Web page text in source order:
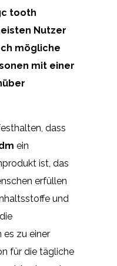
tooth
Nutzer
mögliche
mit einer
dass
ein
ist, das
erfüllen
und
es zu einer
für die tägliche